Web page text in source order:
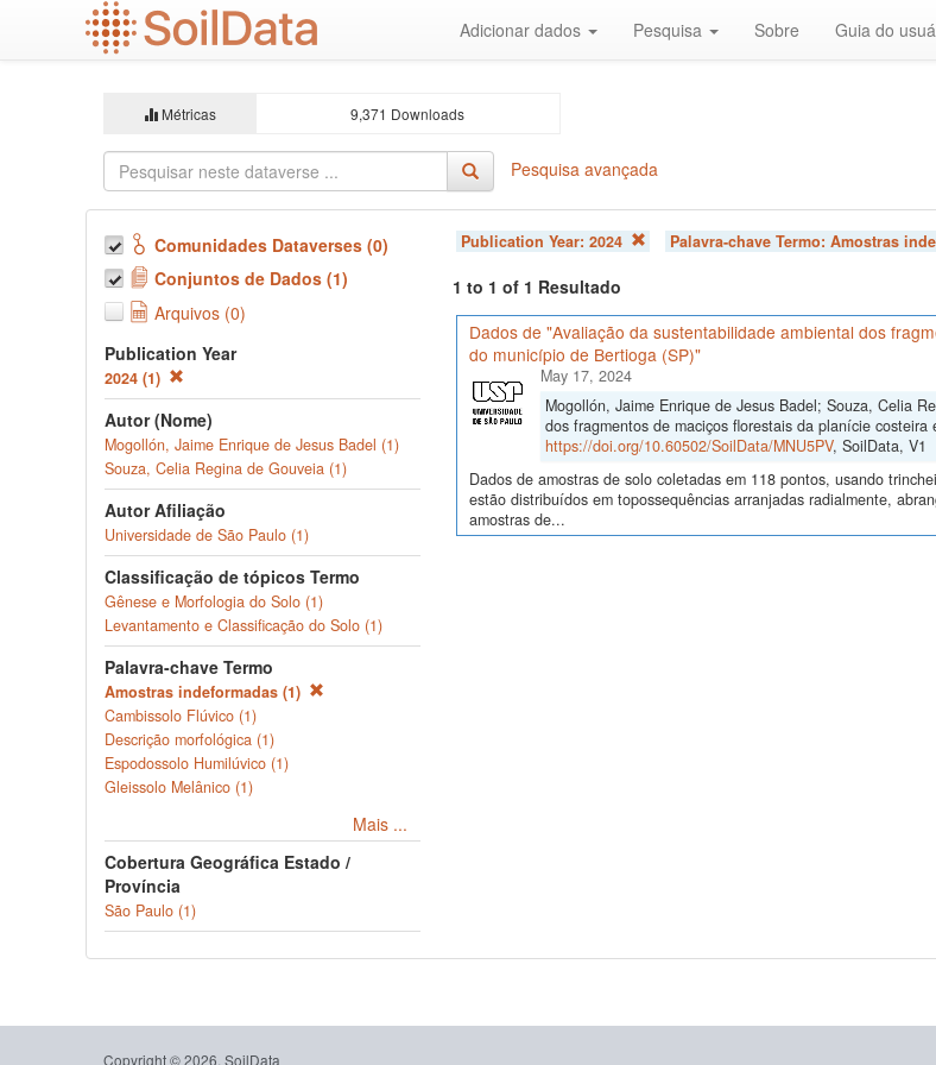
Adicionar dados Pesquisa Sobre Guia do
Métricas 9,371 Downloads
Pesquisa avançada
Comunidades Dataverses (0)
Conjuntos de Dados (1)
Arquivos (0)
Publication Year
2024 (1)
Autor (Nome)
Mogollón, Jaime Enrique de Jesus Badel (1)
Souza, Celia Regina de Gouveia (1)
Autor Afiliação
Universidade de São Paulo (1)
Classificação de tópicos Termo
Gênese e Morfologia do Solo (1)
Levantamento e Classificação do Solo (1)
Palavra-chave Termo
Amostras indeformadas (1)
Cambissolo Flúvico (1)
Descrição morfológica (1)
Espodossolo Humilúvico (1)
Gleissolo Melânico (1)
Mais ...
Cobertura Geográfica Estado /
Província
São Paulo (1)
Publication Year: 2024 Palavra-chave Termo: Amostras
1 to 1 of 1 Resultado
Dados de "Avaliação da sustentabilidade ambiental dos
do município de Bertioga (SP)"
May 17, 2024
Mogollón, Jaime Enrique de Jesus Badel; Souza, Celia
dos fragmentos de maciços florestais da planície
https://doi.org/10.60502/SoilData/MNU5PV, SoilData, V1
Dados de amostras de solo coletadas em 118 pontos, usando
estão distribuídos em topossequências arranjadas radialmente,
amostras de...
Copyright © 2026, SoilData